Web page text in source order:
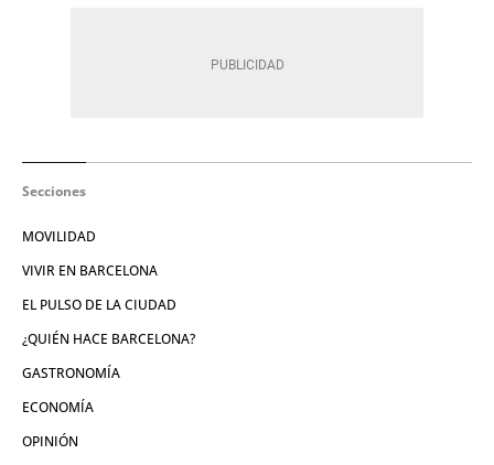
Secciones
MOVILIDAD
VIVIR EN BARCELONA
EL PULSO DE LA CIUDAD
¿QUIÉN HACE BARCELONA?
GASTRONOMÍA
ECONOMÍA
OPINIÓN